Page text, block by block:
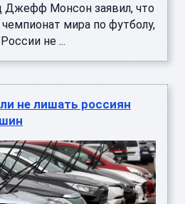
Джефф Монсон заявил, что
мира по футболу,
не ...
не лишать россиян